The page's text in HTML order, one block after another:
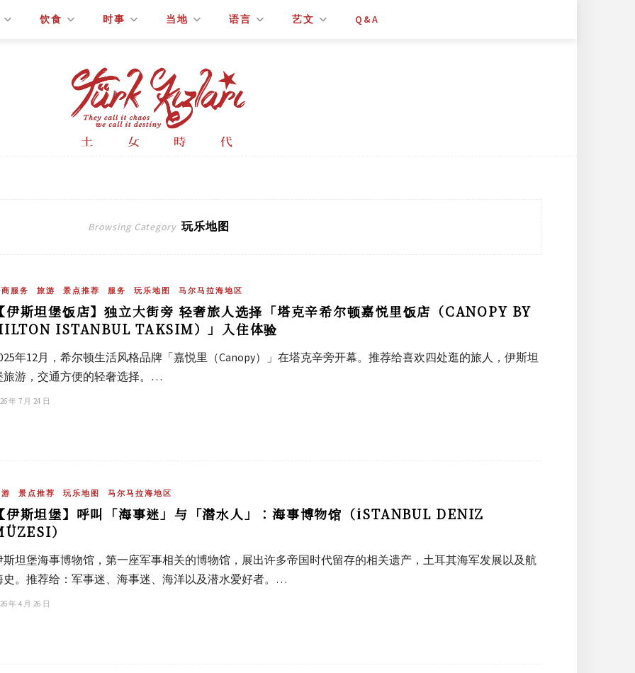
饮食 时事 当地 语言 艺文 Q&A
Browsing Category 玩乐地图
服务 旅游 景点推荐 服务 玩乐地图 马尔马拉海地区
伊斯坦堡饭店】独立大街旁 轻奢旅人选择「塔克辛希尔顿嘉悦里饭店（CANOPY BY
ISTANBUL TAKSIM）」入住体验
年12月，希尔顿生活风格品牌「嘉悦里（Canopy）」在塔克辛旁开幕。推荐给喜欢四处逛的旅人，伊斯坦
旅游，交通方便的轻奢选择。…
年 7 月 24 日
景点推荐 玩乐地图 马尔马拉海地区
伊斯坦堡】呼叫「海事迷」与「潜水人」：海事博物馆（İSTANBUL DENIZ
）
斯坦堡海事博物馆，第一座军事相关的博物馆，展出许多帝国时代留存的相关遗产，土耳其海军发展以及航
史。推荐给：军事迷、海事迷、海洋以及潜水爱好者。…
年 4 月 26 日